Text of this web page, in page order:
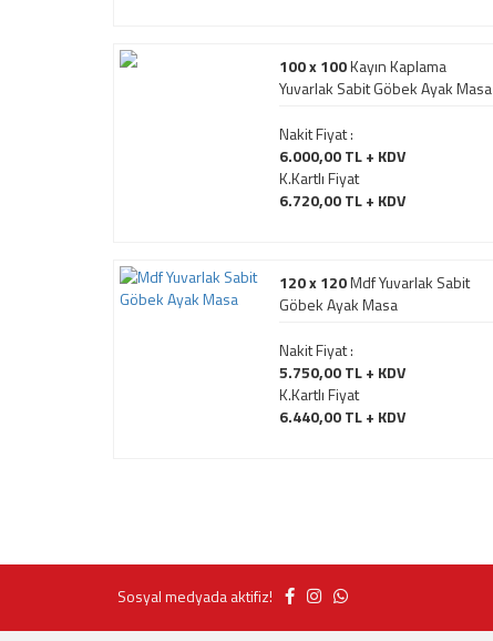
100 x 100Kayın Kaplama
Yuvarlak Sabit Göbek Ayak Masa
Nakit Fiyat :
6.000,00 TL + KDV
K.Kartlı Fiyat
6.720,00 TL + KDV
120 x 120Mdf Yuvarlak Sabit
Göbek Ayak Masa
Nakit Fiyat :
5.750,00 TL + KDV
K.Kartlı Fiyat
6.440,00 TL + KDV
Sosyal medyada aktifiz!